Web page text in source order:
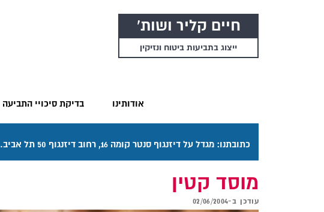
חיים קליר ושות'
ייצוג בתביעות ביטוח ונזיקין
אודותינו בדיקת סיכויי
כתובתנו: מגדל על דיזנגוף סנטר קומה 16, רחוב דיזנגוף 50 תל אביב. דרכי ההגעה בתפריט "אודותינו".
מוסד קטין
עודכן ב-02/06/2004